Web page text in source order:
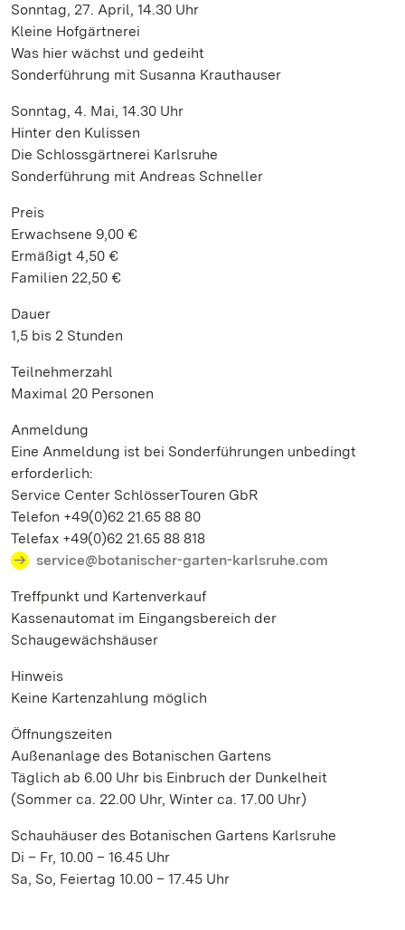
Sonntag, 27. April, 14.30 Uhr
Kleine Hofgärtnerei
Was hier wächst und gedeiht
Sonderführung mit Susanna Krauthauser
Sonntag, 4. Mai, 14.30 Uhr
Hinter den Kulissen
Die Schlossgärtnerei Karlsruhe
Sonderführung mit Andreas Schneller
Preis
Erwachsene 9,00 €
Ermäßigt 4,50 €
Familien 22,50 €
Dauer
1,5 bis 2 Stunden
Teilnehmerzahl
Maximal 20 Personen
Anmeldung
Eine Anmeldung ist bei Sonderführungen unbedingt
erforderlich:
Service Center SchlösserTouren GbR
Telefon +49(0)62 21.65 88 80
Telefax +49(0)62 21.65 88 818
service@botanischer-garten-karlsruhe.com
Treffpunkt und Kartenverkauf
Kassenautomat im Eingangsbereich der
Schaugewächshäuser
Hinweis
Keine Kartenzahlung möglich
Öffnungszeiten
Außenanlage des Botanischen Gartens
Täglich ab 6.00 Uhr bis Einbruch der Dunkelheit
(Sommer ca. 22.00 Uhr, Winter ca. 17.00 Uhr)
Schauhäuser des Botanischen Gartens Karlsruhe
Di – Fr, 10.00 – 16.45 Uhr
Sa, So, Feiertag 10.00 – 17.45 Uhr